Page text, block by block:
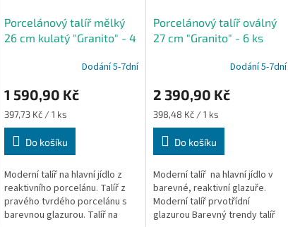
Porcelánový talíř mělký
26 cm kulatý "Granito" - 4
Dodání 5-7dní
1 590,90 Kč
Měrná
cena:
397,73 Kč / 1 ks
Do košíku
Moderní talíř na hlavní jídlo z
reaktivního porcelánu. Talíř z
pravého tvrdého porcelánu s
barevnou glazurou. Talíř na
Porcelánový talíř oválný
27 cm "Granito" - 6 ks
Dodání 5-7dní
2 390,90 Kč
Měrná
cena:
398,48 Kč / 1 ks
Do košíku
Moderní talíř na hlavní jídlo v
barevné, reaktivní glazuře.
Moderní talíř prvotřídní
glazurou Barevný trendy talíř